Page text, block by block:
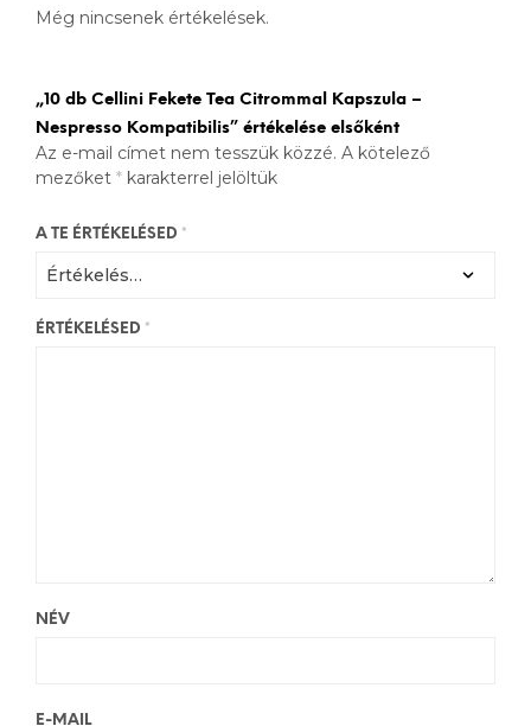
Még nincsenek értékelések.
„10 db Cellini Fekete Tea Citrommal Kapszula –
Nespresso Kompatibilis” értékelése elsőként
Az e-mail címet nem tesszük közzé. A kötelező
mezőket * karakterrel jelöltük
A TE ÉRTÉKELÉSED *
ÉRTÉKELÉSED *
NÉV
E-MAIL